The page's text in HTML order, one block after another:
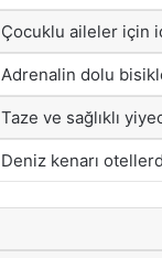
Çocuklu aileler için
Adrenalin dolu
Taze ve sağlıklı
Deniz kenarı